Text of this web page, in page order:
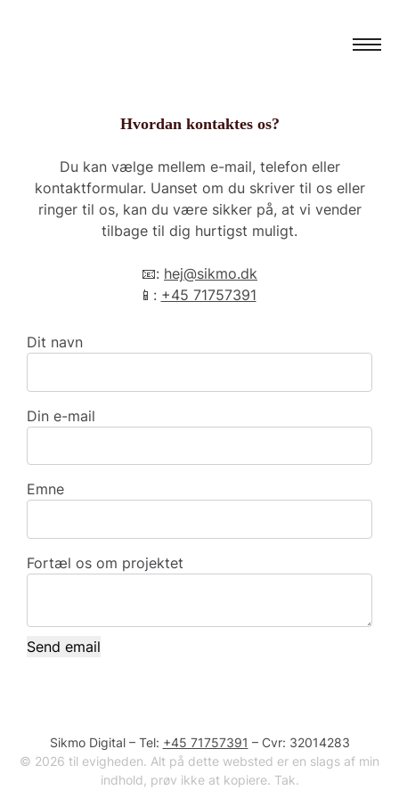
Hvordan kontaktes os?
Du kan vælge mellem e-mail, telefon eller
kontaktformular. Uanset om du skriver til os eller
ringer til os, kan du være sikker på, at vi vender
tilbage til dig hurtigst muligt.
📧: hej@sikmo.dk
📱: +45 71757391
Dit navn
Din e-mail
Emne
Fortæl os om projektet
Sikmo Digital – Tel: +45 71757391 – Cvr: 32014283
© 2026 til evigheden. Alt på dette websted er en slags af min
indhold, prøv ikke at kopiere. Tak.